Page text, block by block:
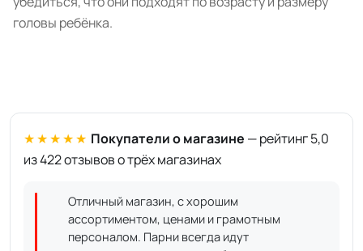
головы ребёнка.
★★★★★ Покупатели о магазине — рейтинг 5,0
из 422 отзывов о трёх магазинах
Отличный магазин, с хорошим
ассортиментом, ценами и грамотным
персоналом. Парни всегда идут